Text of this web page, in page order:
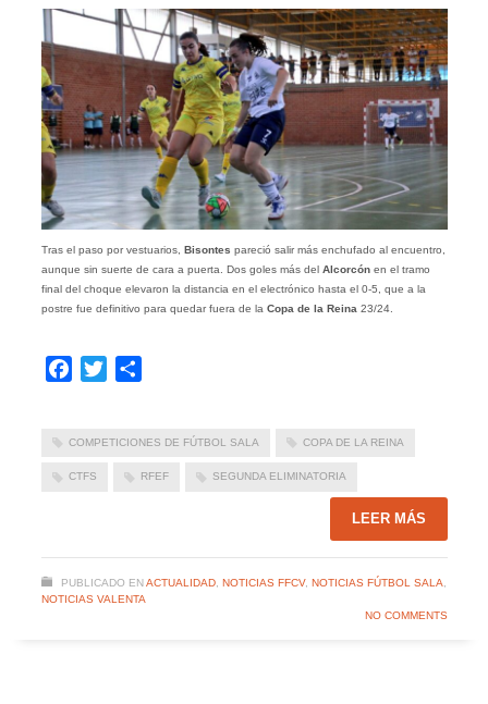
Tras el paso por vestuarios, Bisontes pareció salir más enchufado al encuentro,
aunque sin suerte de cara a puerta. Dos goles más del Alcorcón en el tramo
final del choque elevaron la distancia en el electrónico hasta el 0-5, que a la
postre fue definitivo para quedar fuera de la Copa de la Reina 23/24.
Facebook
Twitter
COMPETICIONES DE FÚTBOL SALA COPA DE LA REINA
CTFS RFEF SEGUNDA ELIMINATORIA
LEER MÁS
PUBLICADO EN ACTUALIDAD, NOTICIAS FFCV, NOTICIAS FÚTBOL SALA
NOTICIAS VALENTA
NO COMMENTS